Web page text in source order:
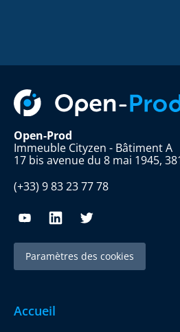
Open-Prod
Immeuble Cityzen - Bâtiment A
17 bis avenue du 8 mai 1945,
(+33) 9 83 23 77 78
Paramètres des cookies
Accueil